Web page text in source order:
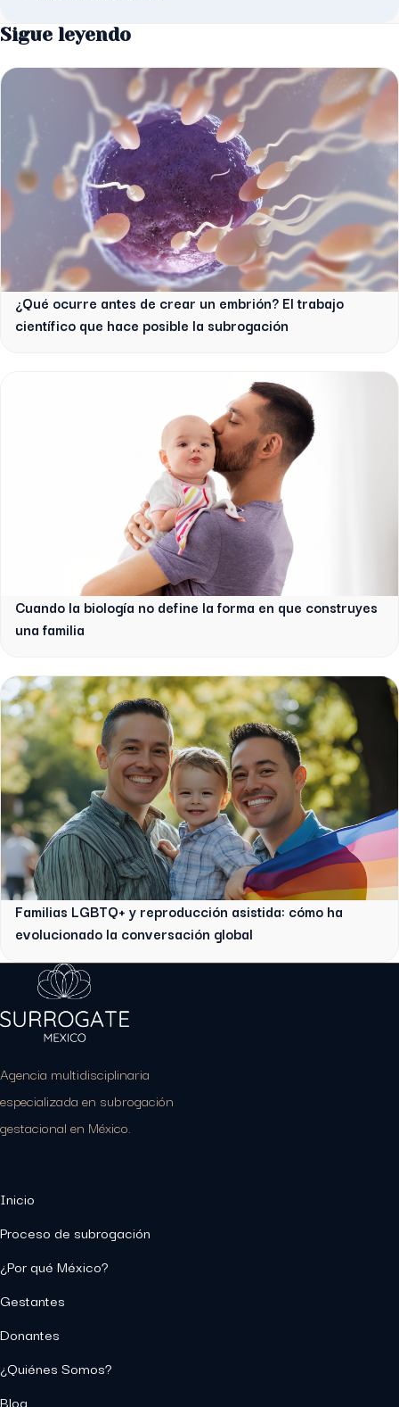
Sigue leyendo
¿Qué ocurre antes de crear un embrión? El trabajo
científico que hace posible la subrogación
Cuando la biología no define la forma en que construyes
una familia
Familias LGBTQ+ y reproducción asistida: cómo ha
evolucionado la conversación global
Agencia multidisciplinaria
especializada en subrogación
gestacional en México.
Inicio
Proceso de subrogación
¿Por qué México?
Gestantes
Donantes
¿Quiénes Somos?
Blog